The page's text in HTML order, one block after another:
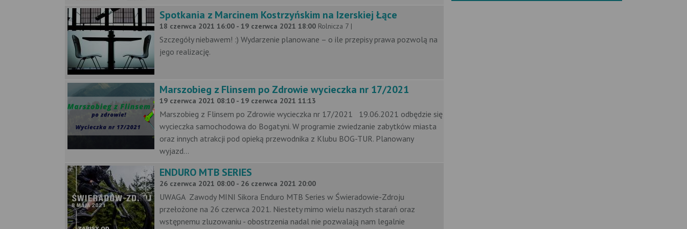
Spotkania z Marcinem Kostrzyńskim na Izerskiej Łące
18 czerwca 2021 16:00 - 19 czerwca 2021 18:00 Rolnicza 7 |
Szczegóły niebawem! :) Wydarzenie planowane – o ile przepisy prawa pozwolą na
jego realizację.
Marszobieg z Flinsem po Zdrowie wycieczka nr 17/2021
19 czerwca 2021 08:10 - 19 czerwca 2021 11:13
Marszobieg z Flinsem po Zdrowie wycieczka nr 17/2021 19.06.2021 odbędzie się
wycieczka samochodowa do Bogatyni. W programie zwiedzanie zabytków miasta
oraz innych atrakcji pod opieką przewodnika z Klubu BOG-TUR. Planowany
wyjazd...
ENDURO MTB SERIES
26 czerwca 2021 08:00 - 26 czerwca 2021 20:00
UWAGA Zawody MINI Sikora Enduro MTB Series w Świeradowie-Zdroju
przełożone na 26 czerwca 2021. Niestety mimo wielu naszych starań oraz
wstępnemu zluzowaniu - obostrzenia nadal nie pozwalają nam legalnie